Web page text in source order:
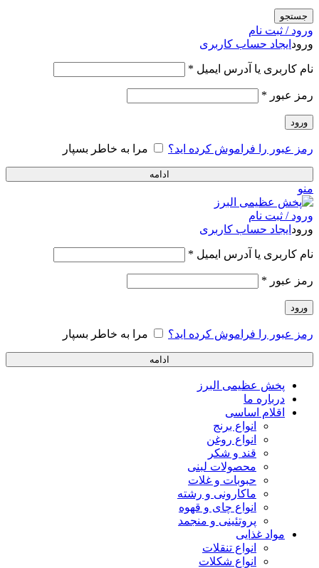
جستجو
ورود / ثبت نام
ورود ایجاد حساب کاربری
نام کاربری یا آدرس ایمیل *
رمز عبور *
ورود
رمز عبور را فراموش کرده اید؟ مرا به خاطر بسپار
ادامه
منو
ورود / ثبت نام
ورود ایجاد حساب کاربری
نام کاربری یا آدرس ایمیل *
رمز عبور *
ورود
رمز عبور را فراموش کرده اید؟ مرا به خاطر بسپار
ادامه
پخش عظیمی البرز
درباره ما
اقلام اساسی
انواع برنج
انواع روغن
قند و شکر
محصولات لبنی
حبوبات و غلات
ماکارونی و رشته
انواع چای و قهوه
پروتئینی و منجمد
مواد غذایی
انواع تنقلات
انواع شکلات